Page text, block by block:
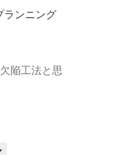
ランニング
陥工法と思